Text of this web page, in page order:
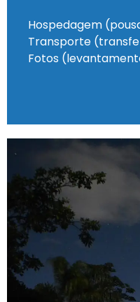
Hospedagem
Transporte
Fotos